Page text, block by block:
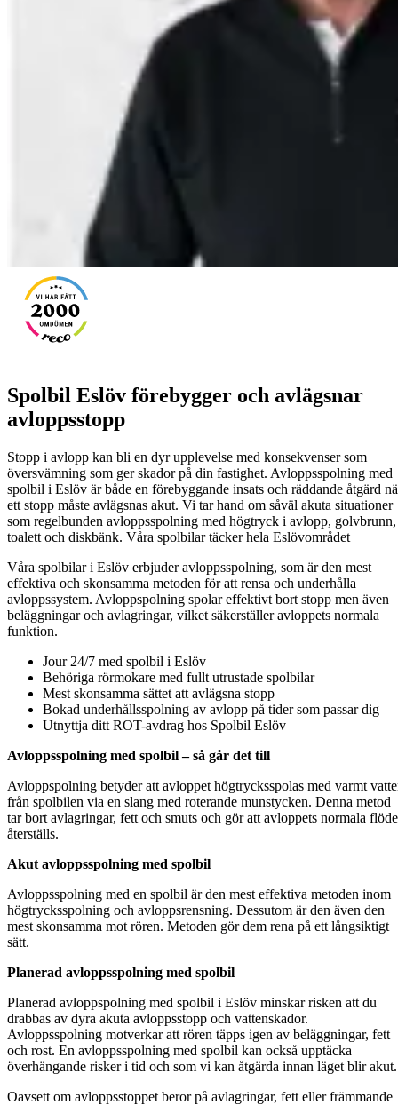
Spolbil Eslöv förebygger och avlägsnar
avloppsstopp
Stopp i avlopp kan bli en dyr upplevelse med konsekvenser som
översvämning som ger skador på din fastighet. Avloppsspolning med
spolbil i Eslöv är både en förebyggande insats och räddande åtgärd
ett stopp måste avlägsnas akut. Vi tar hand om såväl akuta situationer
som regelbunden avloppsspolning med högtryck i avlopp, golvbrunn,
toalett och diskbänk. Våra spolbilar täcker hela Eslövområdet
Våra spolbilar i Eslöv erbjuder avloppsspolning, som är den mest
effektiva och skonsamma metoden för att rensa och underhålla
avloppssystem. Avloppspolning spolar effektivt bort stopp men även
beläggningar och avlagringar, vilket säkerställer avloppets normala
funktion.
Jour 24/7 med spolbil i Eslöv
Behöriga rörmokare med fullt utrustade spolbilar
Mest skonsamma sättet att avlägsna stopp
Bokad underhållsspolning av avlopp på tider som passar dig
Utnyttja ditt ROT-avdrag hos Spolbil Eslöv
Avloppsspolning med spolbil – så går det till
Avloppspolning betyder att avloppet högtrycksspolas med varmt
från spolbilen via en slang med roterande munstycken. Denna metod
tar bort avlagringar, fett och smuts och gör att avloppets normala flöde
återställs.
Akut avloppsspolning med spolbil
Avloppsspolning med en spolbil är den mest effektiva metoden inom
högtrycksspolning och avloppsrensning. Dessutom är den även den
mest skonsamma mot rören. Metoden gör dem rena på ett långsiktigt
sätt.
Planerad avloppsspolning med spolbil
Planerad avloppspolning med spolbil i Eslöv minskar risken att du
drabbas av dyra akuta avloppsstopp och vattenskador.
Avloppsspolning motverkar att rören täpps igen av beläggningar, fett
och rost. En avloppsspolning med spolbil kan också upptäcka
överhängande risker i tid och som vi kan åtgärda innan läget blir akut.
Oavsett om avloppsstoppet beror på avlagringar, fett eller främmande